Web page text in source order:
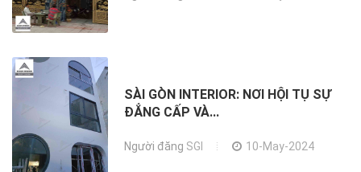
SÀI GÒN INTERIOR: NƠI HỘI TỤ SỰ
ĐẲNG CẤP VÀ...
Người đăng SGI 10-May-2024